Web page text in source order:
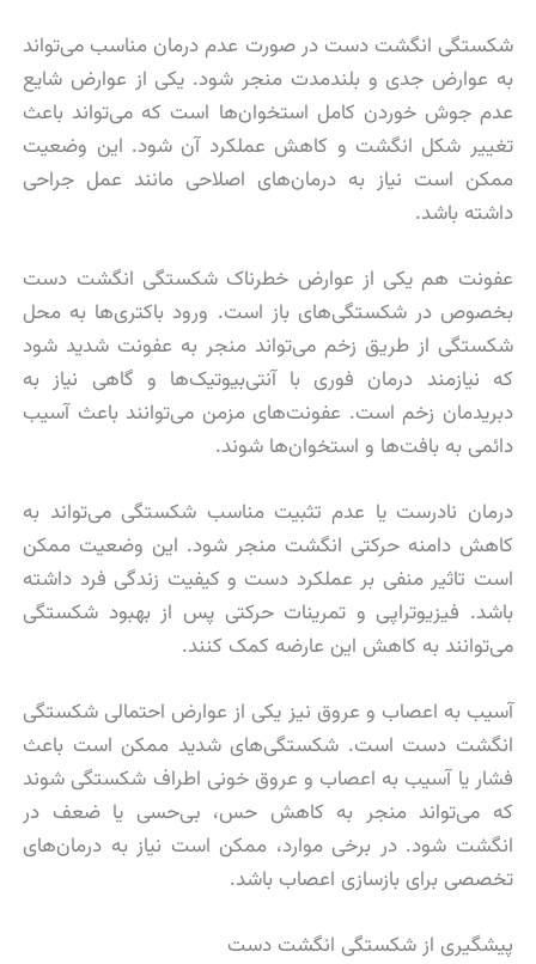
شکستگی انگشت دست در صورت عدم درمان مناسب می‌تواند
به عوارض جدی و بلندمدت منجر شود. یکی از عوارض شایع
عدم جوش خوردن کامل استخوان‌ها است که می‌تواند باعث
تغییر شکل انگشت و کاهش عملکرد آن شود. این وضعیت
ممکن است نیاز به درمان‌های اصلاحی مانند عمل جراحی
داشته باشد.
عفونت هم یکی از عوارض خطرناک شکستگی انگشت دست
بخصوص در شکستگی‌های باز است. ورود باکتری‌ها به محل
شکستگی از طریق زخم می‌تواند منجر به عفونت شدید شود
که نیازمند درمان فوری با آنتی‌بیوتیک‌ها و گاهی نیاز به
دبریدمان زخم است. عفونت‌های مزمن می‌توانند باعث آسیب
دائمی به بافت‌ها و استخوان‌ها شوند.
درمان نادرست یا عدم تثبیت مناسب شکستگی می‌تواند به
کاهش دامنه حرکتی انگشت منجر شود. این وضعیت ممکن
است تاثیر منفی بر عملکرد دست و کیفیت زندگی فرد داشته
باشد. فیزیوتراپی و تمرینات حرکتی پس از بهبود شکستگی
می‌توانند به کاهش این عارضه کمک کنند.
آسیب به اعصاب و عروق نیز یکی از عوارض احتمالی شکستگی
انگشت دست است. شکستگی‌های شدید ممکن است باعث
فشار یا آسیب به اعصاب و عروق خونی اطراف شکستگی شوند
که می‌تواند منجر به کاهش حس، بی‌حسی یا ضعف در
انگشت شود. در برخی موارد، ممکن است نیاز به درمان‌های
تخصصی برای بازسازی اعصاب باشد.
پیشگیری از شکستگی انگشت دست